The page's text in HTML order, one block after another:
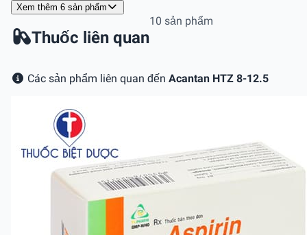
Xem thêm 6 sản phẩm
Thuốc liên quan
10 sản phẩm
Các sản phẩm liên quan đến Acantan HTZ 8-12.5